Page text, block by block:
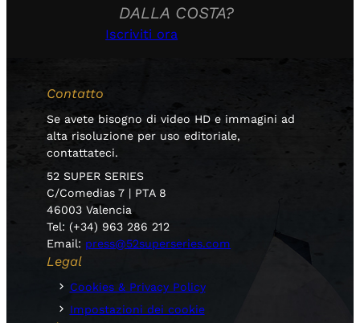
DALLA COSTA?
Iscriviti ora
Contatto
Se avete bisogno di video HD e immagini ad
alta risoluzione per uso editoriale,
contattateci.
52 SUPER SERIES
C/Comedias 7 | PTA 8
46003 Valencia
Tel: (+34) 963 286 212
Email: press@52superseries.com
Legal
Cookies & Privacy Policy
Impostazioni dei cookie